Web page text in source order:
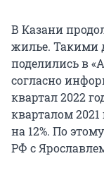
В Казани
жилье. Такими
поделились в
согласно
квартал 2022
кварталом
на 12%. По
РФ с